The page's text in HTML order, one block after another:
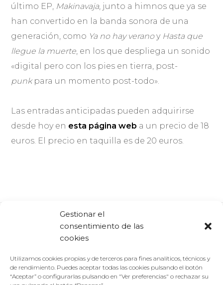
Gestionar el
consentimiento de las
cookies
Utilizamos cookies propias y de terceros para fines analíticos, técnicos y
de rendimiento. Puedes aceptar todas las cookies pulsando el botón
“Aceptar” o configurarlas pulsando en "Ver preferencias" o rechazar su
último EP, Makinavaja, junto a himnos que ya se
han convertido en la banda sonora de una
generación, como Ya no hay veranoy Hasta que
llegue la muerte, en los que despliega un sonido
«digital pero con los pies en tierra, post-
punkpara un momento post-todo».
Las entradas anticipadas pueden adquirirse
desde hoy en esta página web a un precio de 18
euros. El precio en taquilla es de 20 euros.
Comparte: Facebook Twitter